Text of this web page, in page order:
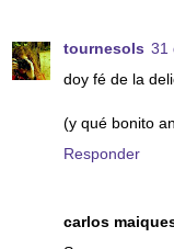
tournesols 31
doy fé de la
(y qué bonito
Responder
carlos